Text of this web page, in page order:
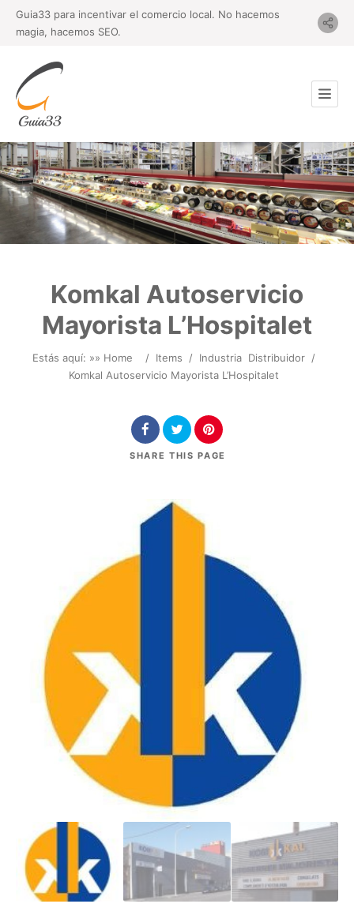
Guia33 para incentivar el comercio local. No hacemos
magia, hacemos SEO.
Komkal Autoservicio
Mayorista L’Hospitalet
Estás aquí: »» Home / Items / Industria Distribuidor /
Komkal Autoservicio Mayorista L’Hospitalet
SHARE THIS PAGE